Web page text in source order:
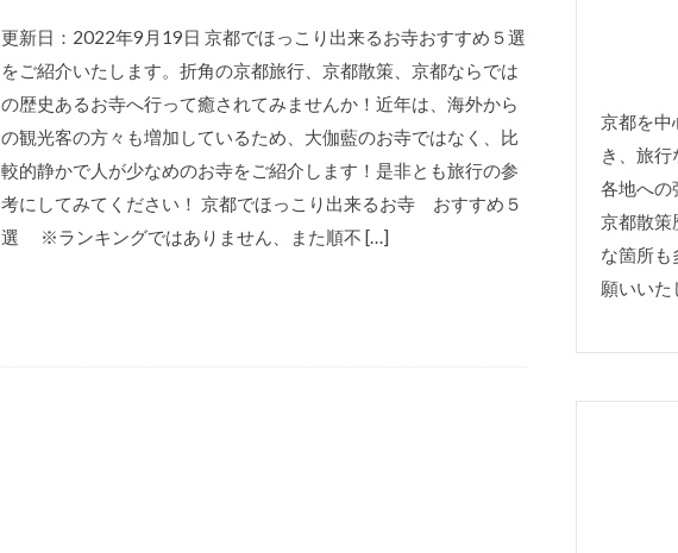
更新日：2022年9月19日 京都でほっこり出来るお寺おすすめ５選
をご紹介いたします。折角の京都旅行、京都散策、京都ならでは
の歴史あるお寺へ行って癒されてみませんか！近年は、海外から
の観光客の方々も増加しているため、大伽藍のお寺ではなく、比
較的静かで人が少なめのお寺をご紹介します！是非とも旅行の参
考にしてみてください！ 京都でほっこり出来るお寺 おすすめ５
選 ※ランキングではありません、また順不 […]
京都を中
き、旅行
各地への
京都散策
な箇所も
願いいた